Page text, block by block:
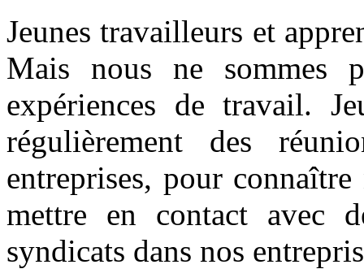
Jeunes travailleurs et
Mais nous ne sommes
expériences de travail.
régulièrement des
entreprises, pour
mettre en contact avec
syndicats dans nos